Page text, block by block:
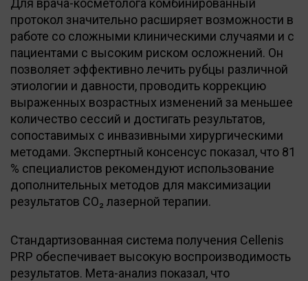
протокол значительно расширяет возможности в
работе со сложными клиническими случаями и с
пациентами с высоким риском осложнений. Он
позволяет эффективно лечить рубцы различной
этиологии и давности, проводить коррекцию
выраженных возрастных изменений за меньшее
количество сессий и достигать результатов,
сопоставимых с инвазивными хирургическими
методами. Экспертный консенсус показал, что 81
% специалистов рекомендуют использование
дополнительных методов для максимизации
результатов CO₂ лазерной терапии.
Стандартизованная система получения Cellenis
PRP обеспечивает высокую воспроизводимость
результатов. Мета-анализ показал, что